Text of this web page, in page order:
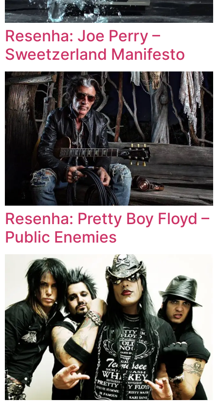
Resenha: Joe Perry –
Sweetzerland Manifesto
Resenha: Pretty Boy Floyd –
Public Enemies